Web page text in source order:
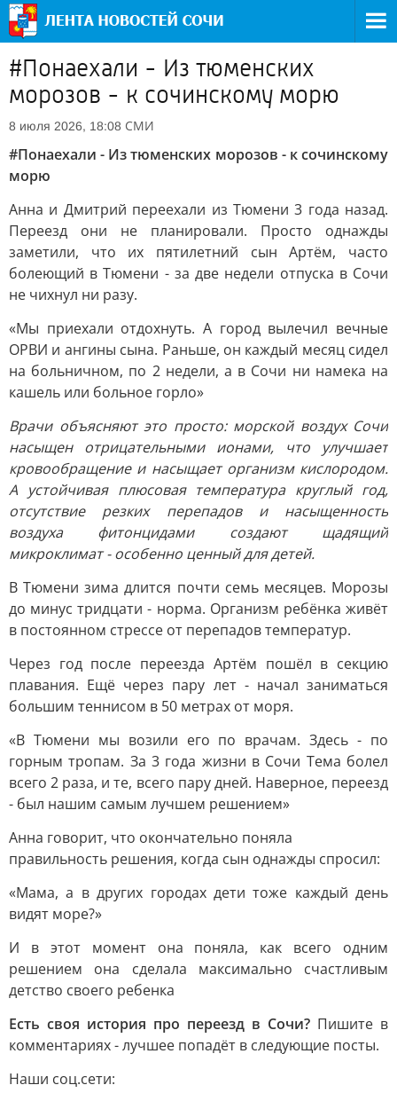
#Понаехали - Из тюменских
морозов - к сочинскому морю
8 июля 2026, 18:08 СМИ
#Понаехали - Из тюменских морозов - к сочинскому
морю
Анна и Дмитрий переехали из Тюмени 3 года назад.
Переезд они не планировали. Просто однажды
заметили, что их пятилетний сын Артём, часто
болеющий в Тюмени - за две недели отпуска в Сочи
не чихнул ни разу.
«Мы приехали отдохнуть. А город вылечил вечные
ОРВИ и ангины сына. Раньше, он каждый месяц сидел
на больничном, по 2 недели, а в Сочи ни намека на
кашель или больное горло»
Врачи объясняют это просто: морской воздух Сочи
насыщен отрицательными ионами, что улучшает
кровообращение и насыщает организм кислородом.
А устойчивая плюсовая температура круглый год,
отсутствие резких перепадов и насыщенность
воздуха фитонцидами создают щадящий
микроклимат - особенно ценный для детей.
В Тюмени зима длится почти семь месяцев. Морозы
до минус тридцати - норма. Организм ребёнка живёт
в постоянном стрессе от перепадов температур.
Через год после переезда Артём пошёл в секцию
плавания. Ещё через пару лет - начал заниматься
большим теннисом в 50 метрах от моря.
«В Тюмени мы возили его по врачам. Здесь - по
горным тропам. За 3 года жизни в Сочи Тема болел
всего 2 раза, и те, всего пару дней. Наверное, переезд
- был нашим самым лучшем решением»
Анна говорит, что окончательно поняла
правильность решения, когда сын однажды спросил:
«Мама, а в других городах дети тоже каждый день
видят море?»
И в этот момент она поняла, как всего одним
решением она сделала максимально счастливым
детство своего ребенка
Есть своя история про переезд в Сочи? Пишите в
комментариях - лучшее попадёт в следующие посты.
Наши соц.сети: